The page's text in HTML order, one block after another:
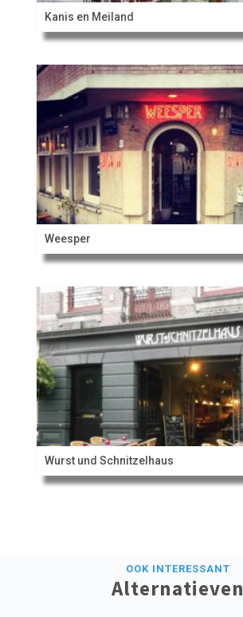
Kanis en Meiland
Weesper
Wurst und Schnitzelhaus
OOK INTERESSANT
Alternatieven